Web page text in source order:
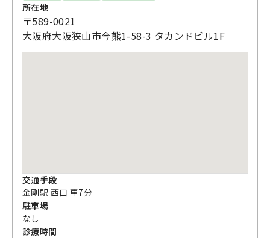
所在地
〒589-0021
大阪府大阪狭山市今熊1-58-3 タカンドビル1F
交通手段
金剛駅 西口 車7分
駐車場
なし
診療時間